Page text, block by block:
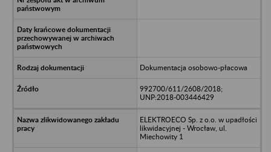
Dokumentacja osobowo-płacowa
992700/611/2608/2018;
UNP:2018-003446429
ELEKTROECO Sp. z o.o. w upadłości
likwidacyjnej - Wrocław, ul.
Miechowity 1